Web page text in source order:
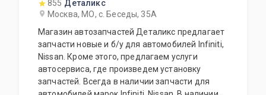
855 Деталикс
Москва, МО, с. Беседы, 35А
Магазин автозапчастей Деталикс предлагает
запчасти новые и б/у для автомобилей Infiniti,
Nissan. Кроме этого, предлагаем услуги
автосервиса, где произведем установку
запчастей. Всегда в наличии запчасти для